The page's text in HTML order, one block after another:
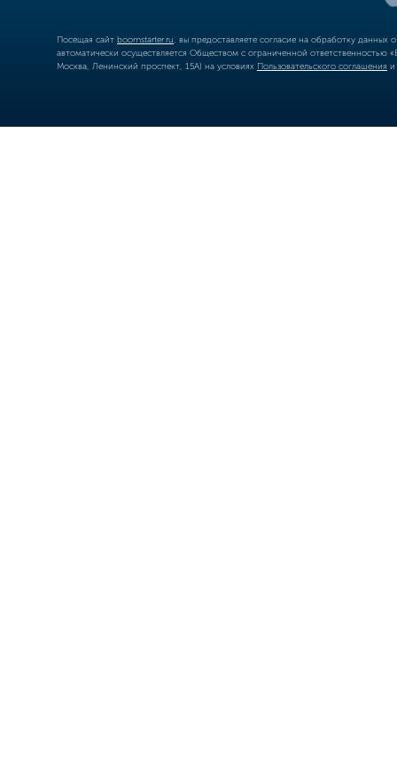
Посещая сайт boomstarter.ru , вы предоставляете согласие на обработку
автоматически осуществляется Обществом с ограниченной
Москва, Ленинский проспект, 15А) на условиях Пользовательского соглашения и